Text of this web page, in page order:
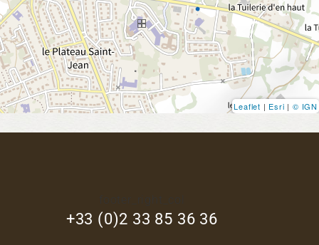
Leaflet | Esri | © IGN
+33 (0)2 33 85 36 36